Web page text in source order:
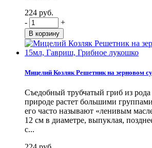
224 руб.
-
+
Мицелий Козляк Решетник на зерновом
Съедобный трубчатый гриб из
природе растет большими
его часто называют «ленивым
12 см в диаметре, выпуклая,
с...